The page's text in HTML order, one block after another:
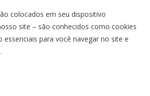
colocados em seu dispositivo
site – são conhecidos como cookies
essenciais para você navegar no site e